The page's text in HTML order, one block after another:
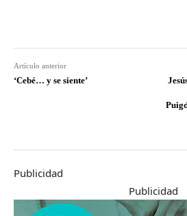
Artículo anterior
‘Cebé… y se siente’
Publicidad
Publicidad